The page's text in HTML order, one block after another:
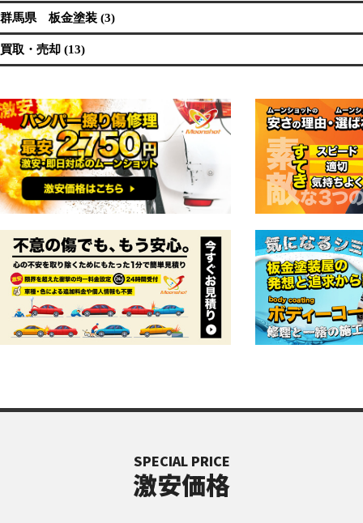
群馬県 板金塗装 (3)
買取・売却 (13)
SPECIAL PRICE
激安価格